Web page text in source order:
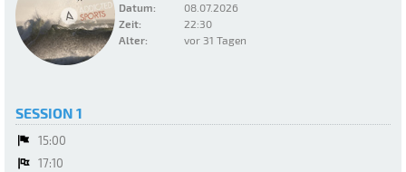
Datum:
08.07.2026
Zeit:
22:30
Alter:
vor 31 Tagen
SESSION 1
15:00
17:10